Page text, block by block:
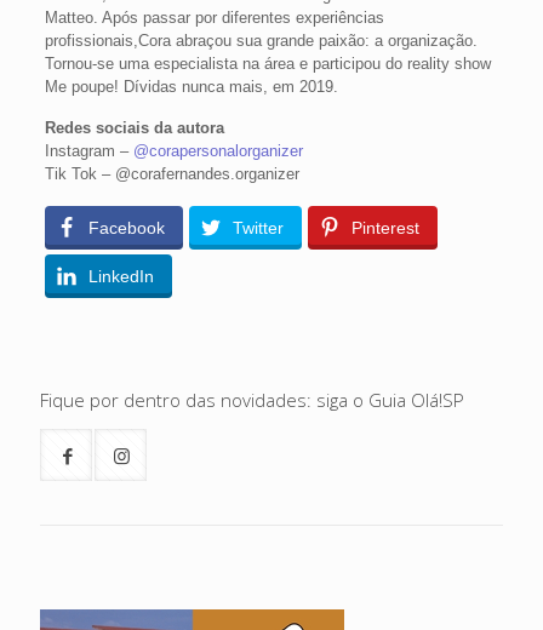
Matteo. Após passar por diferentes experiências
profissionais,Cora abraçou sua grande paixão: a organização.
Tornou-se uma especialista na área e participou do reality show
Me poupe! Dívidas nunca mais, em 2019.
Redes sociais da autora
Instagram – @corapersonalorganizer
Tik Tok – @corafernandes.organizer
Facebook Twitter Pinterest
LinkedIn
Fique por dentro das novidades: siga o Guia Olá!SP